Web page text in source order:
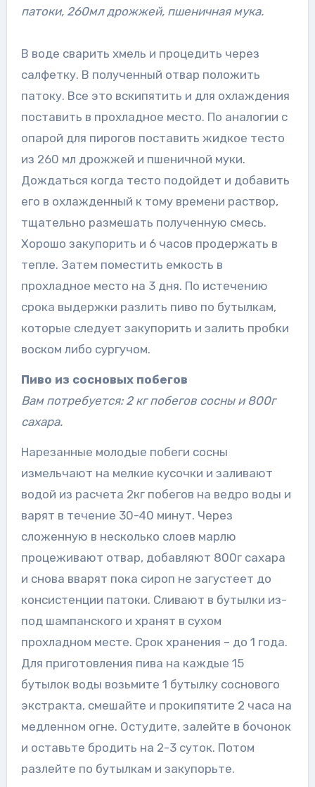
патоки, 260мл дрожжей, пшеничная мука.
В воде сварить хмель и процедить через
салфетку. В полученный отвар положить
патоку. Все это вскипятить и для охлаждения
поставить в прохладное место. По аналогии с
опарой для пирогов поставить жидкое тесто
из 260 мл дрожжей и пшеничной муки.
Дождаться когда тесто подойдет и добавить
его в охлажденный к тому времени раствор,
тщательно размешать полученную смесь.
Хорошо закупорить и 6 часов продержать в
тепле. Затем поместить емкость в
прохладное место на 3 дня. По истечению
срока выдержки разлить пиво по бутылкам,
которые следует закупорить и залить пробки
воском либо сургучом.
Пиво из сосновых побегов
Вам потребуется: 2 кг побегов сосны и 800г
сахара.
Нарезанные молодые побеги сосны
измельчают на мелкие кусочки и заливают
водой из расчета 2кг побегов на ведро воды и
варят в течение 30-40 минут. Через
сложенную в несколько слоев марлю
процеживают отвар, добавляют 800г сахара
и снова вварят пока сироп не загустеет до
консистенции патоки. Сливают в бутылки из-
под шампанского и хранят в сухом
прохладном месте. Срок хранения – до 1 года.
Для приготовления пива на каждые 15
бутылок воды возьмите 1 бутылку соснового
экстракта, смешайте и прокипятите 2 часа на
медленном огне. Остудите, залейте в бочонок
и оставьте бродить на 2-3 суток. Потом
разлейте по бутылкам и закупорьте.